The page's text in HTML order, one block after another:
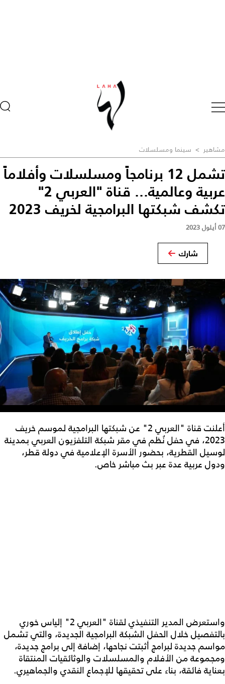
مشاهير > سينما ومسلسلات
تشمل 12 برنامجاً ومسلسلات وأفلاماً
عربية وعالمية... قناة "العربي 2"
تكشف شبكتها البرامجية لخريف 2023
07 أيلول 2023
شارك
أعلنت قناة "العربي 2" عن شبكتها البرامجية لموسم خريف
2023، في حفل نُظم في مقر شبكة التلفزيون العربي بمدينة
لوسيل القطرية، بحضور الأسرة الإعلامية في دولة قطر،
ودول عربية عدة عبر بث مباشر خاص.
واستعرض المدير التنفيذي لقناة "العربي 2" إلياس خوري
بالتفصيل خلال الحفل الشبكة البرامجية الجديدة، والتي تشمل
مواسم جديدة لبرامج أثبتت نجاحها، إضافة إلى برامج جديدة،
ومجموعة من الأفلام والمسلسلات والوثائقيات المنتقاة
بعناية فائقة، بناء على تحقيقها للإجماع النقدي والجماهيري.